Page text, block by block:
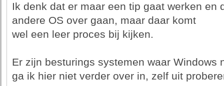
Ik denk dat er maar een tip gaat werken en
andere OS over gaan, maar daar komt
wel een leer proces bij kijken.
Er zijn besturings systemen waar Windows
ga ik hier niet verder over in, zelf uit